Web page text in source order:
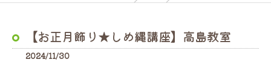
【お正月飾り★しめ縄講座】高島教室
2024/11/30